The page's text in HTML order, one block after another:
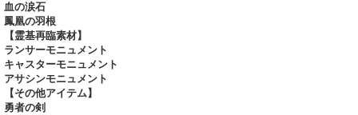
血の涙石
鳳凰の羽根
【霊基再臨素材】
ランサーモニュメント
キャスターモニュメント
アサシンモニュメント
【その他アイテム】
勇者の剣